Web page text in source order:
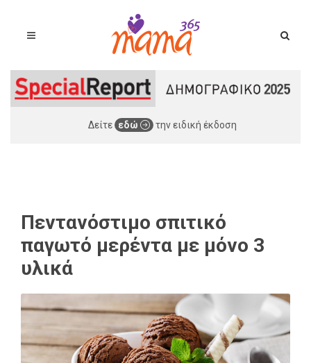
Δείτε εδώ την ειδική έκδοση
Πεντανόστιμο σπιτικό
παγωτό μερέντα με μόνο 3
υλικά